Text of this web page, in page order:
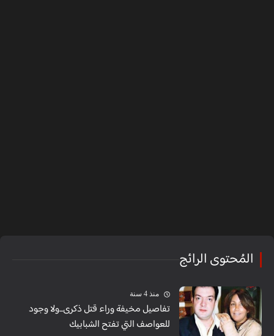
المُحتوى الرائج
منذ 4 سنة
تفاصيل مخيفة وراء قتل ذكرى...ولا وجود
للعواصف التي تفتح الشبابيك